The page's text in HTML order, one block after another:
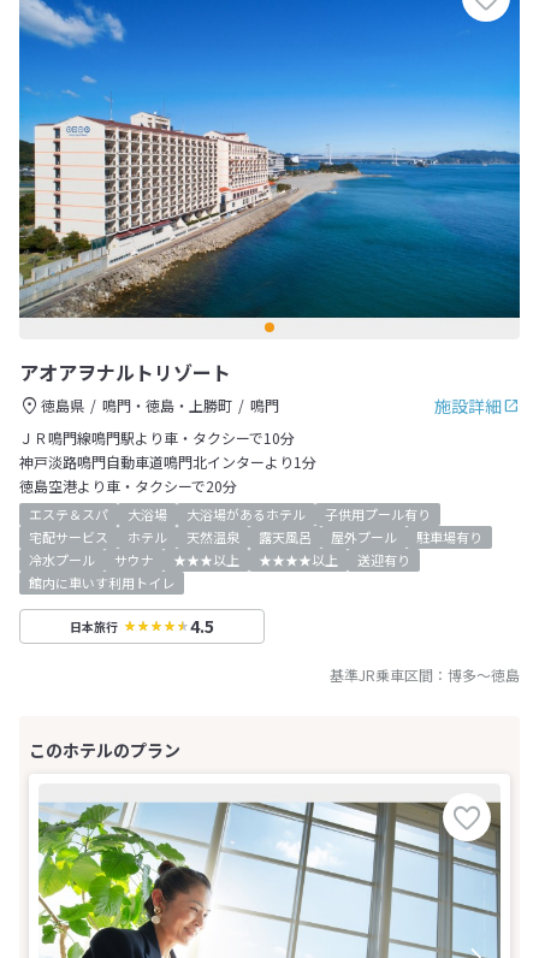
アオアヲナルトリゾート
施設詳細
徳島県 鳴門・徳島・上勝町
鳴門
ＪＲ鳴門線鳴門駅より車・タクシーで10分
神戸淡路鳴門自動車道鳴門北インターより1分
徳島空港より車・タクシーで20分
エステ＆スパ 大浴場 大浴場があるホテル
子供用プール有り
宅配サービス
ホテル 天然温泉 露天風呂 屋外プール
駐車場有り
冷水プール
サウナ ★★★以上 ★★★★以上
送迎有り
館内に車いす利用トイレ
日本旅行 4.5
基準JR乗車区間： 博多～徳島